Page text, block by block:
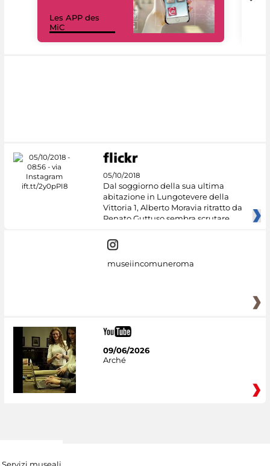
Les APP des
MiC
05/10/2018
Dal soggiorno della sua ultima
abitazione in Lungotevere della
Vittoria 1, Alberto Moravia ritratto da
Renato Guttuso sembra scrutare
museiincomuneroma
09/06/2026
Arché